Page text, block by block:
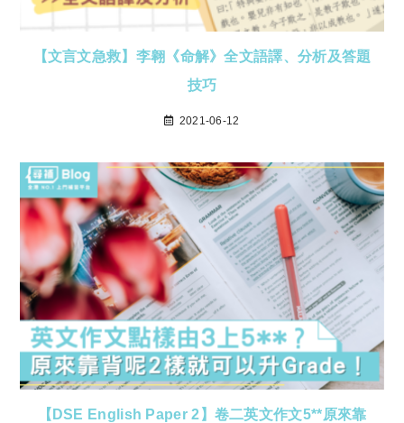
【文言文急救】李翱《命解》全文語譯、分析及答題
技巧
2021-06-12
【DSE English Paper 2】卷二英文作文5**原來靠